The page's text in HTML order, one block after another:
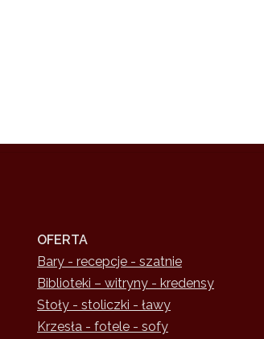
OFERTA
Bary - recepcje - szatnie
Biblioteki – witryny - kredensy
Stoły - stoliczki - ławy
Krzesła - fotele - sofy